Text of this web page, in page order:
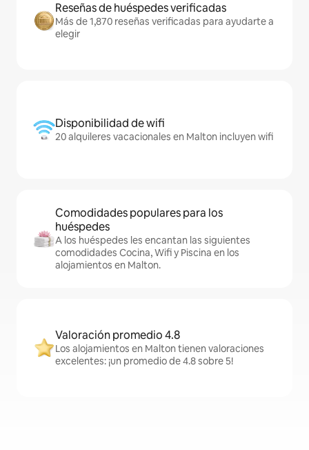
Reseñas de huéspedes verificadas
Más de 1,870 reseñas verificadas para ayudarte a
elegir
Disponibilidad de wifi
20 alquileres vacacionales en Malton incluyen wifi
Comodidades populares para los
huéspedes
A los huéspedes les encantan las siguientes
comodidades Cocina, Wifi y Piscina en los
alojamientos en Malton.
Valoración promedio 4.8
Los alojamientos en Malton tienen valoraciones
excelentes: ¡un promedio de 4.8 sobre 5!